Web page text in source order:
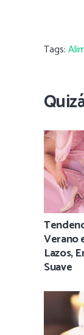
Tags:
Verano
Lazos,
Suave